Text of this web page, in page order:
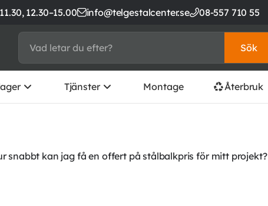
12.30–15.00 info@telgestalcenter.se 08-557 710 55
Sök
Tjänster Montage Återbruk
snabbt kan jag få en offert på stålbalkpris för mitt projekt?